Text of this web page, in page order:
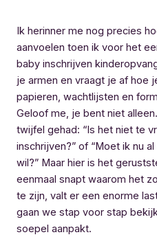
Ik herinner me nog precies
aanvoelen toen ik voor het
baby inschrijven
je armen en vraagt je af hoe
papieren, wachtlijsten en
Geloof me, je bent niet
twijfel gehad: “Is het niet te
inschrijven?” of “Moet ik nu
wil?” Maar hier is het
eenmaal snapt waarom het
te zijn, valt er een enorme
gaan we stap voor stap
soepel aanpakt.